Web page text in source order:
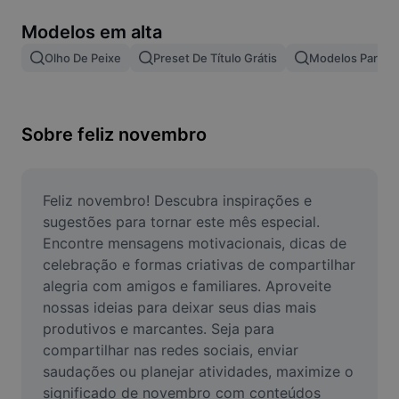
Mesclar imagens
Redimensionar Imagem
Criador de Memes
AI Text Remover
AI People Remover
AI Inpainting
Face Cutout
Modelos em alta
Olho De Peixe Preset De Título Grátis Modelos Para
Sobre feliz novembro
Feliz novembro! Descubra inspirações e
sugestões para tornar este mês especial.
Encontre mensagens motivacionais, dicas de
celebração e formas criativas de compartilhar
alegria com amigos e familiares. Aproveite
nossas ideias para deixar seus dias mais
produtivos e marcantes. Seja para
compartilhar nas redes sociais, enviar
saudações ou planejar atividades, maximize o
significado de novembro com conteúdos